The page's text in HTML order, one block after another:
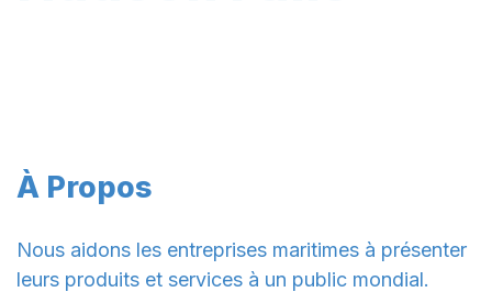
À Propos
Nous aidons les entreprises maritimes à présenter
leurs produits et services à un public mondial.